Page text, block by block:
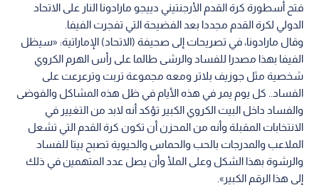
فتح أسطورة كرة القدم الأرجنتيني دييجو مارادونا النار على الاتحاد
الدولي لكرة القدم مجددا بعد الفضيحة التي تفجرت الفيفا.
وقال مارادونا، في تصريحات إلى صحيفة (الاتحاد) الإماراتية: «سيظل
الفيفا بهذا مصدرا للفساد والرشى طالما على رأس الهرم الكروي
شخصية مثل جوزيف بلاتر ومعه مجموعة تربت وترعرعت على
الفساد.. كل يوم يمر في هذه الأيام في ظل هذه المشاكل والفوضى
والفساد داخل البيت الكروي الكبير تؤكد أنه لابد من التغيير في
الانتخابات المقبلة وأنه من المحزن أن تكون كرة القدم التي تشعل
الملاعب والمدرجات بالحب والحماس والحيوية تصبح بيتا للفساد
والرشوة بهذا الشكل وعلى الملأ وأن يصل عدد المتهمين في ذلك
إلى هذا الرقم الكبير».